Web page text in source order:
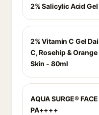
2% Salicylic Acid
2% Vitamin C Gel
C, Rosehip &
Skin - 80ml
AQUA SURGE®
PA++++